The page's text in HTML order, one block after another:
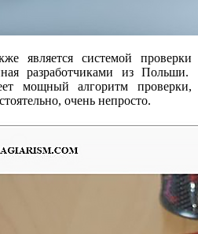
является системой проверки
разработчиками из Польши.
мощный алгоритм проверки,
очень непросто.